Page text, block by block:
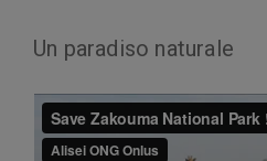
Un paradiso naturale